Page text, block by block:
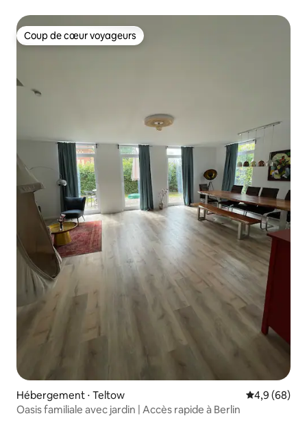
Coup de cœur voyageurs
Coup de cœur voyageurs
Hébergement ⋅ Teltow Évaluation
4,9 (68)
Oasis familiale avec jardin | Accès rapide à Berlin